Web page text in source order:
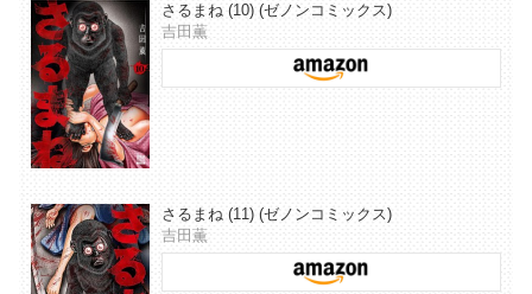
さるまね (10) (ゼノンコミックス)
吉田薫
さるまね (11) (ゼノンコミックス)
吉田薫